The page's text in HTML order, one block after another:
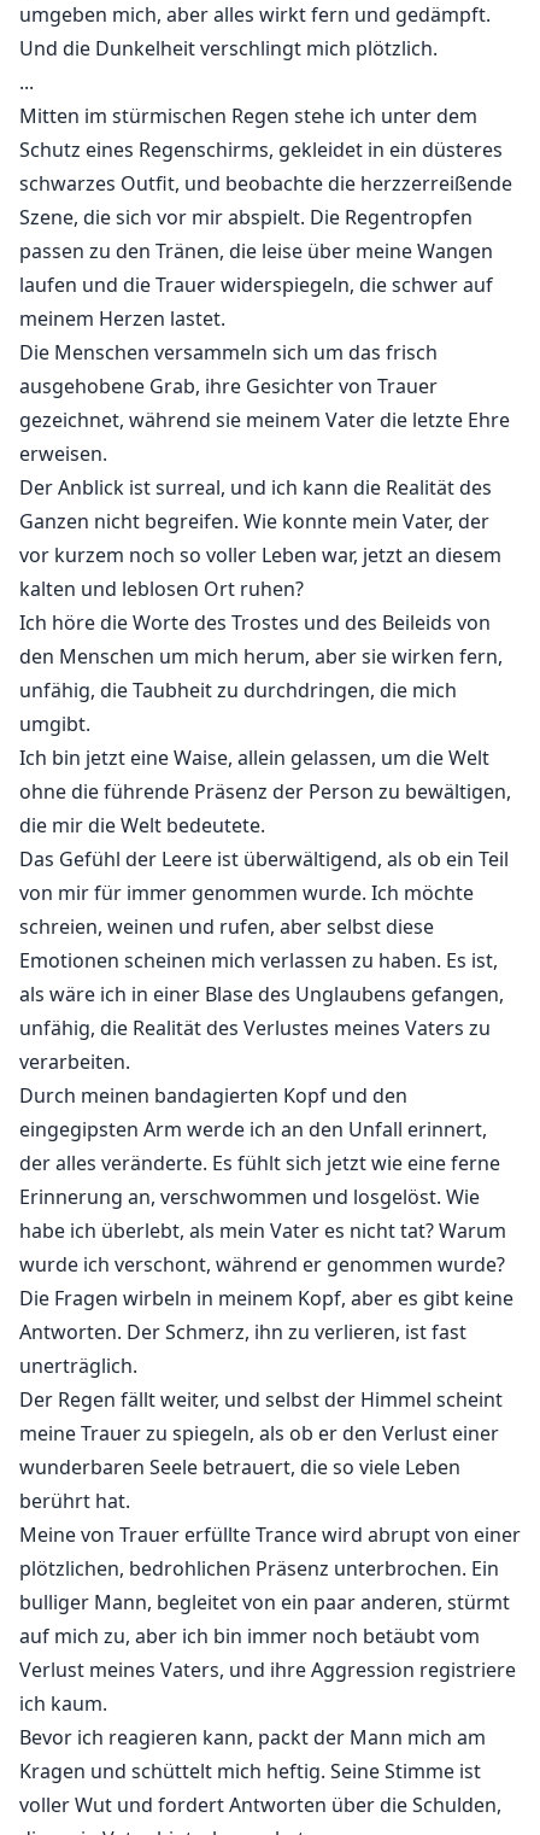
meine, dass meine, dass meine, dass meine, dass
meine, dass meine, dass meine, dass meine, dass
meine, dass meine, dass meine, dass meine, dass
meine, dass meine, dass meine, dass meine, dass
meine, dass meine, dass meine, dass meine, dass
meine, dass meine, dass meine, dass meine, dass
meine, dass meine, dass meine, dass meine, dass
meine, dass meine, dass meine, dass meine, dass
meine, dass meine, dass meine, dass meine, dass
meine, dass meine, dass meine, dass meine, dass
meine, dass meine, dass meine, dass meine, dass
meine, dass meine, dass meine, dass meine, dass
meine, dass meine, dass meine, dass meine, dass
meine
umgeben mich, aber alles wirkt fern und gedämpft.
Und die Dunkelheit verschlingt mich plötzlich.
...
Mitten im stürmischen Regen stehe ich unter dem
Schutz eines Regenschirms, gekleidet in ein düsteres
schwarzes Outfit, und beobachte die herzzerreißende
Szene, die sich vor mir abspielt. Die Regentropfen
passen zu den Tränen, die leise über meine Wangen
laufen und die Trauer widerspiegeln, die schwer auf
meinem Herzen lastet.
Die Menschen versammeln sich um das frisch
ausgehobene Grab, ihre Gesichter von Trauer
gezeichnet, während sie meinem Vater die letzte Ehre
erweisen.
Der Anblick ist surreal, und ich kann die Realität des
Ganzen nicht begreifen. Wie konnte mein Vater, der
vor kurzem noch so voller Leben war, jetzt an diesem
kalten und leblosen Ort ruhen?
Ich höre die Worte des Trostes und des Beileids von
den Menschen um mich herum, aber sie wirken fern,
unfähig, die Taubheit zu durchdringen, die mich
umgibt.
Ich bin jetzt eine Waise, allein gelassen, um die Welt
ohne die führende Präsenz der Person zu bewältigen,
die mir die Welt bedeutete.
Das Gefühl der Leere ist überwältigend, als ob ein Teil
von mir für immer genommen wurde. Ich möchte
schreien, weinen und rufen, aber selbst diese
Emotionen scheinen mich verlassen zu haben. Es ist,
als wäre ich in einer Blase des Unglaubens gefangen,
unfähig, die Realität des Verlustes meines Vaters zu
verarbeiten.
Durch meinen bandagierten Kopf und den
eingegipsten Arm werde ich an den Unfall erinnert,
der alles veränderte. Es fühlt sich jetzt wie eine ferne
Erinnerung an, verschwommen und losgelöst. Wie
habe ich überlebt, als mein Vater es nicht tat? Warum
wurde ich verschont, während er genommen wurde?
Die Fragen wirbeln in meinem Kopf, aber es gibt keine
Antworten. Der Schmerz, ihn zu verlieren, ist fast
unerträglich.
Der Regen fällt weiter, und selbst der Himmel scheint
meine Trauer zu spiegeln, als ob er den Verlust einer
wunderbaren Seele betrauert, die so viele Leben
berührt hat.
Meine von Trauer erfüllte Trance wird abrupt von einer
plötzlichen, bedrohlichen Präsenz unterbrochen. Ein
bulliger Mann, begleitet von ein paar anderen, stürmt
auf mich zu, aber ich bin immer noch betäubt vom
Verlust meines Vaters, und ihre Aggression registriere
ich kaum.
Bevor ich reagieren kann, packt der Mann mich am
Kragen und schüttelt mich heftig. Seine Stimme ist
voller Wut und fordert Antworten über die Schulden,